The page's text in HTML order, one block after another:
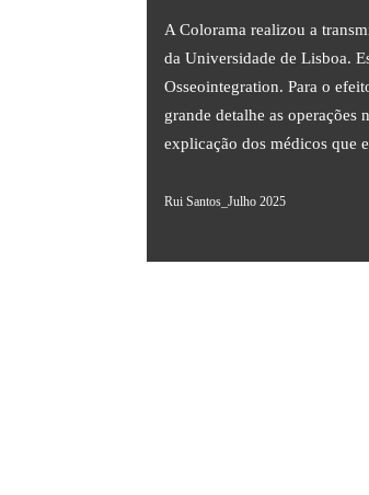
A Colorama realizou a
da Universidade de Lisboa.
Osseointegration. Para o
grande detalhe as
explicação dos médicos que
Rui Santos_Julho 2025